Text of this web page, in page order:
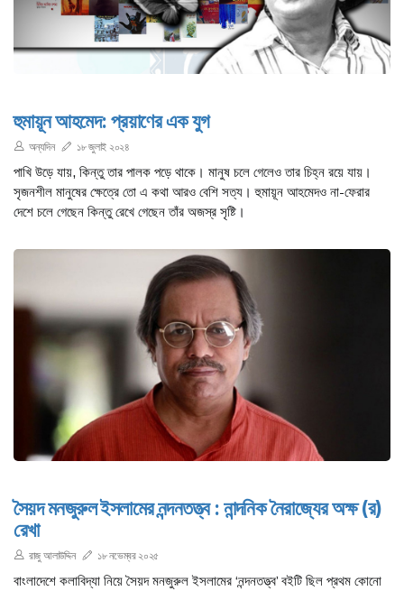
হুমায়ূন আহমেদ: প্রয়াণের এক যুগ
অন্যদিন ১৮ জুলাই ২০২৪
পাখি উড়ে যায়, কিন্তু তার পালক পড়ে থাকে। মানুষ চলে গেলেও তার চিহ্ন রয়ে যায়।
সৃজনশীল মানুষের ক্ষেত্রে তো এ কথা আরও বেশি সত্য। হুমায়ূন আহমেদও না-ফেরার
দেশে চলে গেছেন কিন্তু রেখে গেছেন তাঁর অজস্র সৃষ্টি।
সৈয়দ মনজুরুল ইসলামের নন্দনতত্ত্ব : নান্দনিক নৈরাজ্যের অক্ষ (র)
রেখা
রাজু আলাউদ্দিন ১৮ নভেম্বর ২০২৫
বাংলাদেশে কলাবিদ্যা নিয়ে সৈয়দ মনজুরুল ইসলামের ‘নন্দনতত্ত্ব’ বইটি ছিল প্রথম কোনো